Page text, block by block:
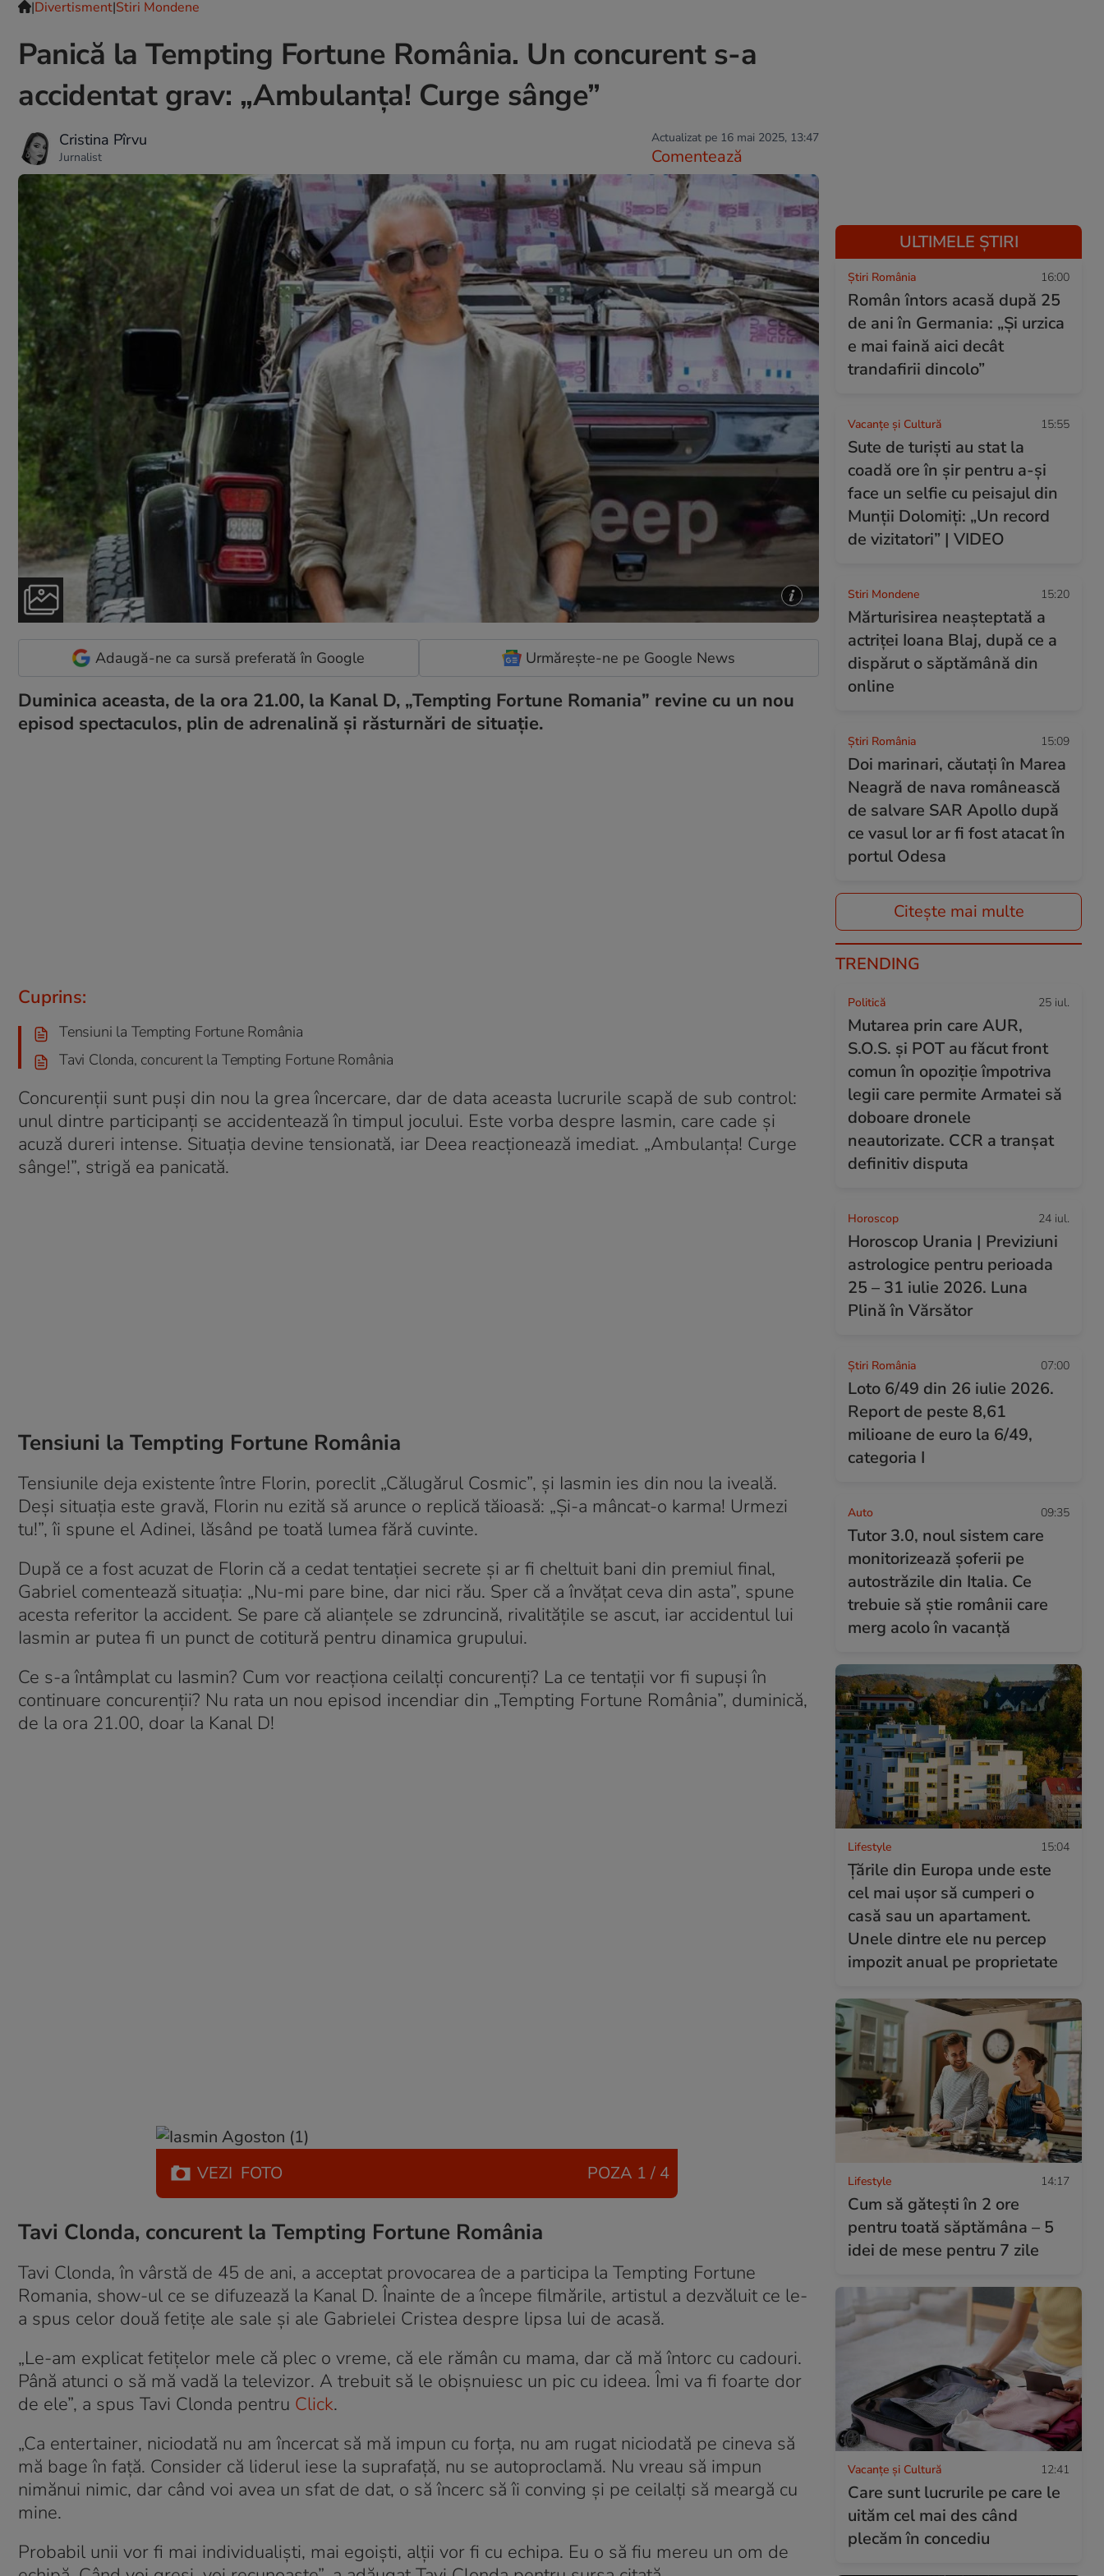
|Divertisment|Stiri Mondene
Panică la Tempting Fortune România. Un concurent s-a
accidentat grav: „Ambulanța! Curge sânge”
Cristina Pîrvu
Jurnalist
Actualizat pe 16 mai 2025, 13:47
Comentează
Adaugă-ne ca sursă preferată în Google Urmărește-ne pe Google News
Duminica aceasta, de la ora 21.00, la Kanal D, „Tempting Fortune Romania” revine cu un nou
episod spectaculos, plin de adrenalină și răsturnări de situație.
Cuprins:
Tensiuni la Tempting Fortune România
Tavi Clonda, concurent la Tempting Fortune România
Concurenții sunt puși din nou la grea încercare, dar de data aceasta lucrurile scapă de sub control:
unul dintre participanți se accidentează în timpul jocului. Este vorba despre Iasmin, care cade și
acuză dureri intense. Situația devine tensionată, iar Deea reacționează imediat. „Ambulanța! Curge
sânge!”, strigă ea panicată.
Tensiuni la Tempting Fortune România
Tensiunile deja existente între Florin, poreclit „Călugărul Cosmic”, și Iasmin ies din nou la iveală.
Deși situația este gravă, Florin nu ezită să arunce o replică tăioasă: „Și-a mâncat-o karma! Urmezi
tu!”, îi spune el Adinei, lăsând pe toată lumea fără cuvinte.
După ce a fost acuzat de Florin că a cedat tentației secrete și ar fi cheltuit bani din premiul final,
Gabriel comentează situaţia: „Nu-mi pare bine, dar nici rău. Sper că a învățat ceva din asta”, spune
acesta referitor la accident. Se pare că alianțele se zdruncină, rivalitățile se ascut, iar accidentul lui
Iasmin ar putea fi un punct de cotitură pentru dinamica grupului.
Ce s-a întâmplat cu Iasmin? Cum vor reacționa ceilalți concurenți? La ce tentaţii vor fi supuşi în
continuare concurenţii? Nu rata un nou episod incendiar din „Tempting Fortune România”, duminică,
de la ora 21.00, doar la Kanal D!
VEZI FOTO POZA 1 / 4
Tavi Clonda, concurent la Tempting Fortune România
Tavi Clonda, în vârstă de 45 de ani, a acceptat provocarea de a participa la Tempting Fortune
Romania, show-ul ce se difuzează la Kanal D. Înainte de a începe filmările, artistul a dezvăluit ce le-
a spus celor două fetițe ale sale și ale Gabrielei Cristea despre lipsa lui de acasă.
„Le-am explicat fetițelor mele că plec o vreme, că ele rămân cu mama, dar că mă întorc cu cadouri.
Până atunci o să mă vadă la televizor. A trebuit să le obișnuiesc un pic cu ideea. Îmi va fi foarte dor
de ele”, a spus Tavi Clonda pentru Click.
„Ca entertainer, niciodată nu am încercat să mă impun cu forța, nu am rugat niciodată pe cineva să
mă bage în față. Consider că liderul iese la suprafață, nu se autoproclamă. Nu vreau să impun
nimănui nimic, dar când voi avea un sfat de dat, o să încerc să îi conving și pe ceilalți să meargă cu
mine.
Probabil unii vor fi mai individualiști, mai egoiști, alții vor fi cu echipa. Eu o să fiu mereu un om de
ULTIMELE ȘTIRI
Știri România 16:00
Român întors acasă după 25
de ani în Germania: „Și urzica
e mai faină aici decât
trandafirii dincolo”
Vacanțe și Cultură 15:55
Sute de turiști au stat la
coadă ore în șir pentru a-și
face un selfie cu peisajul din
Munții Dolomiți: „Un record
de vizitatori” | VIDEO
Stiri Mondene 15:20
Mărturisirea neașteptată a
actriței Ioana Blaj, după ce a
dispărut o săptămână din
online
Știri România 15:09
Doi marinari, căutați în Marea
Neagră de nava românească
de salvare SAR Apollo după
ce vasul lor ar fi fost atacat în
portul Odesa
Citește mai multe
TRENDING
Politică 25 iul.
Mutarea prin care AUR,
S.O.S. și POT au făcut front
comun în opoziție împotriva
legii care permite Armatei să
doboare dronele
neautorizate. CCR a tranșat
definitiv disputa
Horoscop 24 iul.
Horoscop Urania | Previziuni
astrologice pentru perioada
25 – 31 iulie 2026. Luna
Plină în Vărsător
Știri România 07:00
Loto 6/49 din 26 iulie 2026.
Report de peste 8,61
milioane de euro la 6/49,
categoria I
Auto 09:35
Tutor 3.0, noul sistem care
monitorizează șoferii pe
autostrăzile din Italia. Ce
trebuie să știe românii care
merg acolo în vacanță
Lifestyle 15:04
Țările din Europa unde este
cel mai ușor să cumperi o
casă sau un apartament.
Unele dintre ele nu percep
impozit anual pe proprietate
Lifestyle 14:17
Cum să gătești în 2 ore
pentru toată săptămâna – 5
idei de mese pentru 7 zile
Vacanțe și Cultură 12:41
Care sunt lucrurile pe care le
uităm cel mai des când
plecăm în concediu